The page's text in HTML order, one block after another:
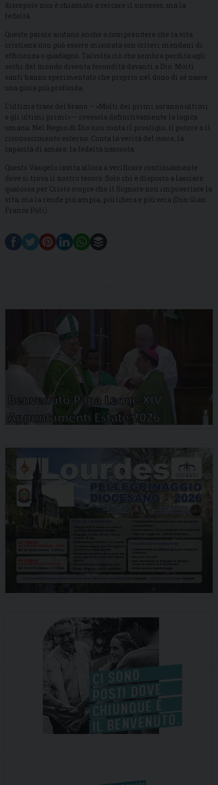
discepolo non è chiamato a cercare il successo, ma la
fedeltà.
Queste parole aiutano anche a comprendere che la vita
cristiana non può essere misurata con criteri mondani di
efficienza o guadagno. Talvolta ciò che sembra perdita agli
occhi del mondo diventa fecondità davanti a Dio. Molti
santi hanno sperimentato che proprio nel dono di sé nasce
una gioia più profonda.
L’ultima frase del brano — «Molti dei primi saranno ultimi
e gli ultimi primi» — rovescia definitivamente la logica
umana. Nel Regno di Dio non conta il prestigio, il potere o il
riconoscimento esterno. Conta la verità del cuore, la
capacità di amare, la fedeltà nascosta.
Questo Vangelo invita allora a verificare continuamente
dove si trova il nostro tesoro. Solo chi è disposto a lasciare
qualcosa per Cristo scopre che il Signore non impoverisce la
vita, ma la rende più ampia, più libera e più vera (Don Gian
Franco Poli).